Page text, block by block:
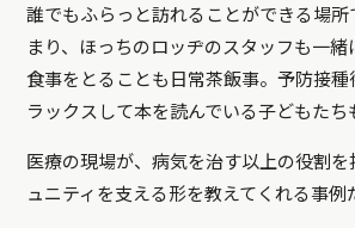
誰でもふらっと訪れることができる場
まり、ほっちのロッヂのスタッフも一緒
食事をとることも日常茶飯事。予防接種
ラックスして本を読んでいる子どもたち
医療の現場が、病気を治す以上の役割を
ュニティを支える形を教えてくれる事例